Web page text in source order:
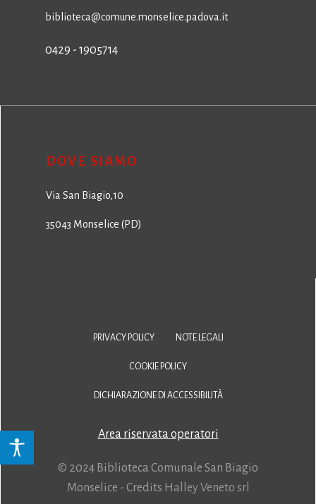
biblioteca@comune.monselice.padova.it
0429 - 1905714
DOVE SIAMO
Via San Biagio,10
35043 Monselice (PD)
PRIVACY POLICY NOTE LEGALI
COOKIE POLICY
DICHIARAZIONE DI ACCESSIBILITÀ
Area riservata operatori
© 2024 Biblioteca Comunale San Biagio
Monselice - Credits Halley Veneto srl